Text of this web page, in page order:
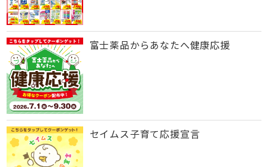
富士薬品からあなたへ健康応援
セイムス子育て応援宣言